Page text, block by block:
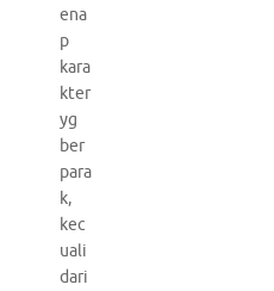
ena
p
kara
kter
yg
ber
para
k,
kec
uali
dari